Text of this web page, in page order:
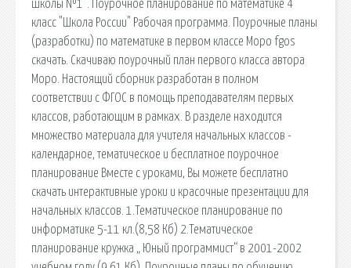
школы №1". Поурочное планирование по математике 4
класс "Школа России" Рабочая программа. Поурочные планы
(разработки) по математике в первом классе Моро fgos
скачать. Скачиваю поурочный план первого класса автора
Моро. Настоящий сборник разработан в полном
соответствии с ФГОС в помощь преподавателям первых
классов, работающим в рамках. В разделе находится
множество материала для учителя начальных классов -
календарное, тематическое и бесплатное поурочное
планирование Вместе с уроками, Вы можете бесплатно
скачать интерактивные уроки и красочные презентации для
начальных классов. 1.Тематическое планирование по
информатике 5-11 кл.(8,58 Кб) 2.Тематическое
планирование кружка „ Юный программист“ в 2001-2002